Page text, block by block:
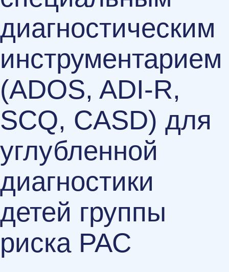
диагностическим
инструментарием
(ADOS, ADI-R,
SCQ, CASD) для
углубленной
диагностики
детей группы
риска РАС